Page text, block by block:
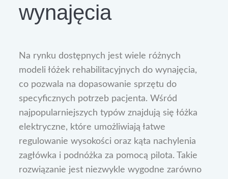
wynajęcia
Na rynku dostępnych jest wiele różnych
modeli łóżek rehabilitacyjnych do wynajęcia,
co pozwala na dopasowanie sprzętu do
specyficznych potrzeb pacjenta. Wśród
najpopularniejszych typów znajdują się łóżka
elektryczne, które umożliwiają łatwe
regulowanie wysokości oraz kąta nachylenia
zagłówka i podnóżka za pomocą pilota. Takie
rozwiązanie jest niezwykle wygodne zarówno